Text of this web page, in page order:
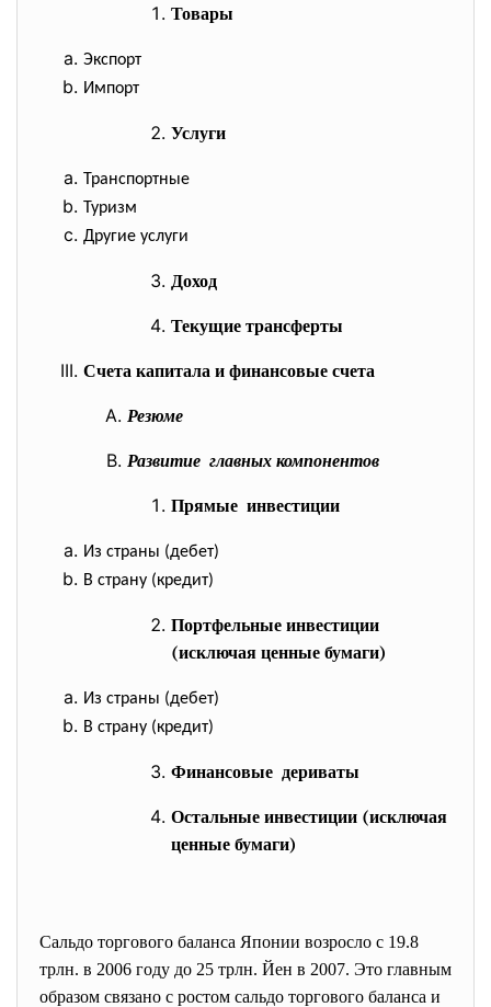
Товары
Экспорт
Импорт
Услуги
Транспортные
Туризм
Другие услуги
Доход
Текущие трансферты
Счета капитала и финансовые счета
Резюме
Развитие главных компонентов
Прямые инвестиции
Из страны (дебет)
В страну (кредит)
Портфельные инвестиции
(исключая ценные бумаги)
Из страны (дебет)
В страну (кредит)
Финансовые дериваты
Остальные инвестиции (исключая
ценные бумаги)
Сальдо торгового баланса Японии возросло с 19.8
трлн. в 2006 году до 25 трлн. Йен в 2007. Это главным
образом связано с ростом сальдо торгового баланса и